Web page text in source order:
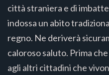
città straniera e di
indossa un abito
regno. Ne deriverà
caloroso saluto. Prima
agli altri cittadini che